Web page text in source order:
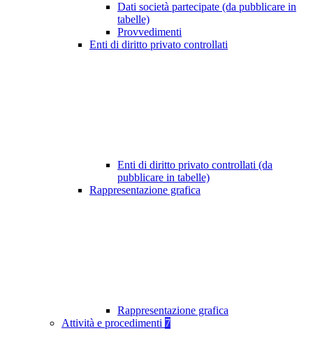
Dati società partecipate (da pubblicare in
tabelle)
Provvedimenti
Enti di diritto privato controllati
Enti di diritto privato controllati (da
pubblicare in tabelle)
Rappresentazione grafica
Rappresentazione grafica
Attività e procedimenti 7